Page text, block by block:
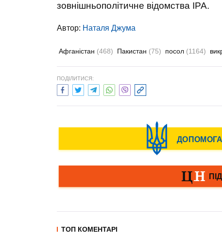
зовнішньополітичне відомства ІРА.
Автор: Наталя Джума
Афганістан (468) Пакистан (75) посол (1164)
ПОДІЛИТИСЯ:
ТОП КОМЕНТАРІ